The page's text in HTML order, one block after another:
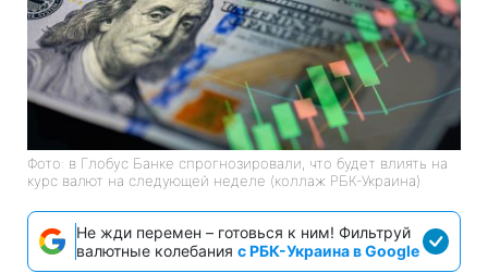
Фото: в Глобус Банке спрогнозировали, что будет влиять на
курс валют на следующей неделе (коллаж РБК-Украина)
Не жди перемен – готовься к ним! Фильтруй
валютные колебания с РБК-Украина в Google